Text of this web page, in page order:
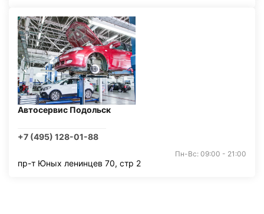
Автосервис Подольск
+7 (495) 128-01-88
Пн-Вс: 09:00 - 21:00
пр-т Юных ленинцев 70, стр 2